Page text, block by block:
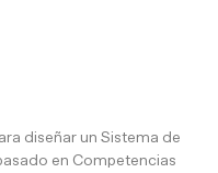
diseñar un Sistema de
en Competencias